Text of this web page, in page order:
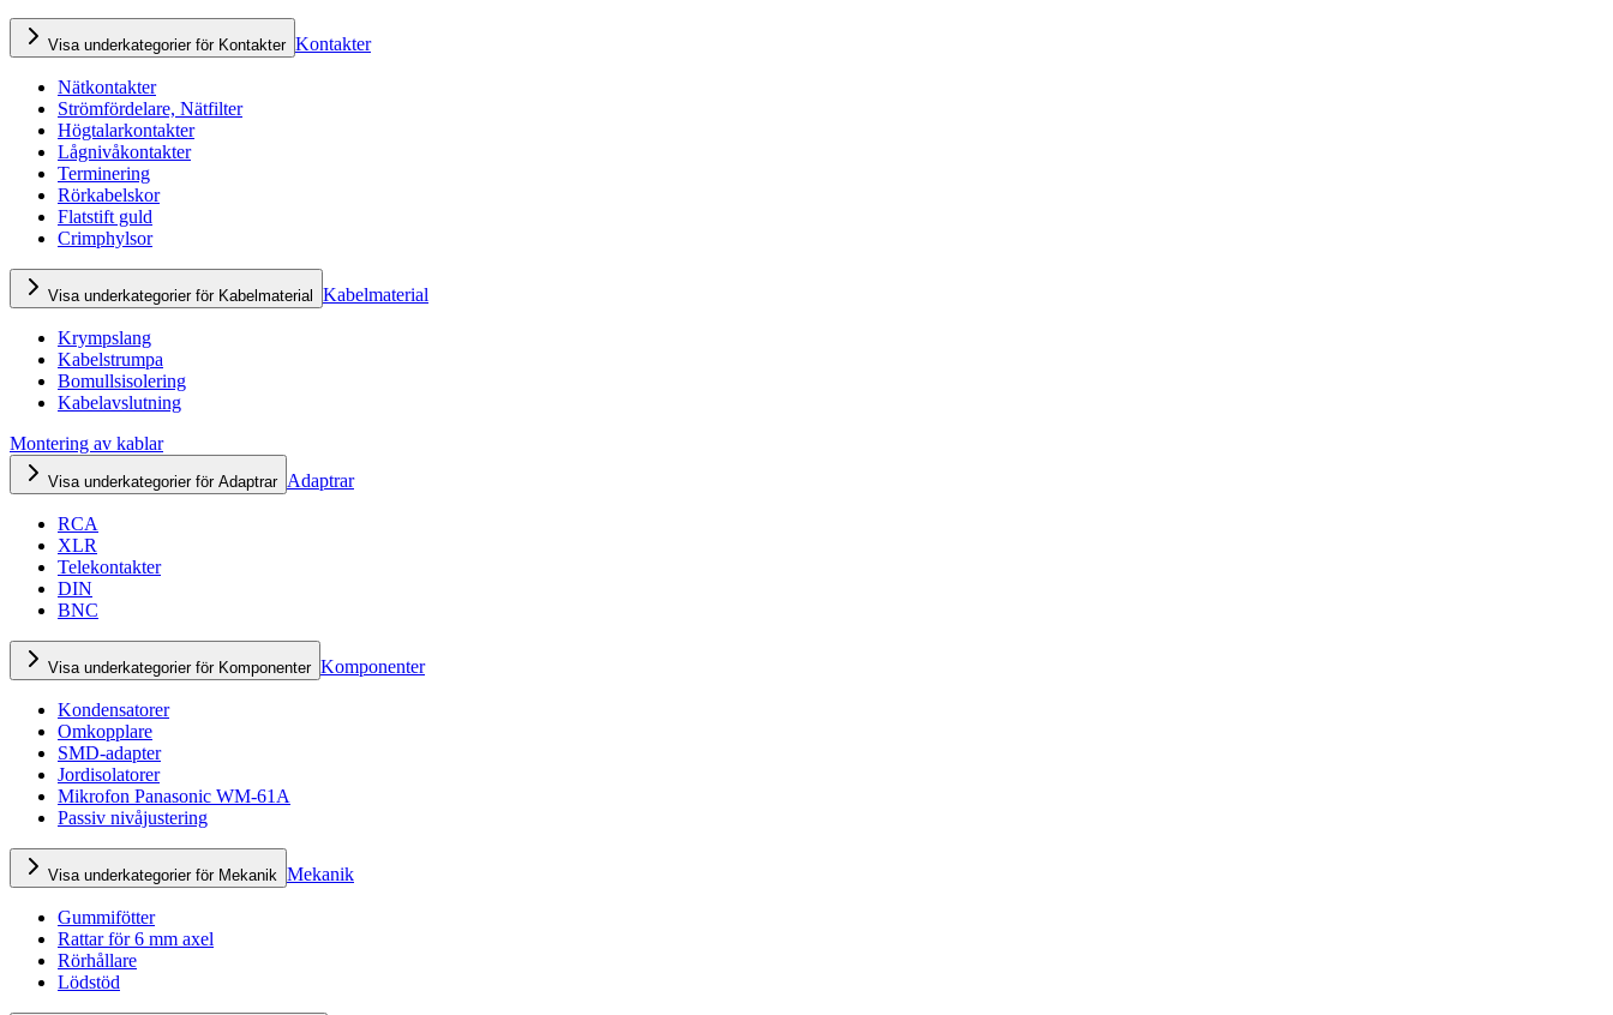
Visa underkategorier för Kontakter Kontakter
Nätkontakter
Strömfördelare, Nätfilter
Högtalarkontakter
Lågnivåkontakter
Terminering
Rörkabelskor
Flatstift guld
Crimphylsor
Visa underkategorier för Kabelmaterial Kabelmaterial
Krympslang
Kabelstrumpa
Bomullsisolering
Kabelavslutning
Montering av kablar
Visa underkategorier för Adaptrar Adaptrar
RCA
XLR
Telekontakter
DIN
BNC
Visa underkategorier för Komponenter Komponenter
Kondensatorer
Omkopplare
SMD-adapter
Jordisolatorer
Mikrofon Panasonic WM-61A
Passiv nivåjustering
Visa underkategorier för Mekanik Mekanik
Gummifötter
Rattar för 6 mm axel
Rörhållare
Lödstöd